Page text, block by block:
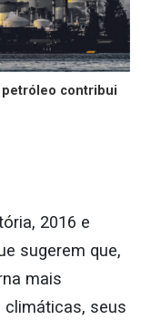
petróleo contribui
2016 e
sugerem que,
mais
climáticas, seus